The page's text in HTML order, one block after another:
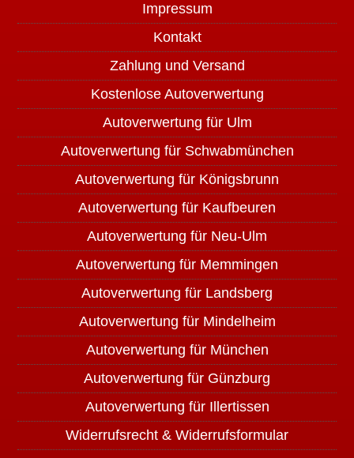
Impressum
Kontakt
Zahlung und Versand
Kostenlose Autoverwertung
Autoverwertung für Ulm
Autoverwertung für Schwabmünchen
Autoverwertung für Königsbrunn
Autoverwertung für Kaufbeuren
Autoverwertung für Neu-Ulm
Autoverwertung für Memmingen
Autoverwertung für Landsberg
Autoverwertung für Mindelheim
Autoverwertung für München
Autoverwertung für Günzburg
Autoverwertung für Illertissen
Widerrufsrecht & Widerrufsformular